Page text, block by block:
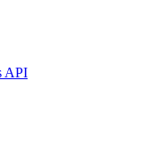
API